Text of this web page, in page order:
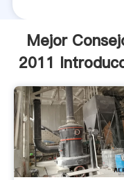
Mejor
2011